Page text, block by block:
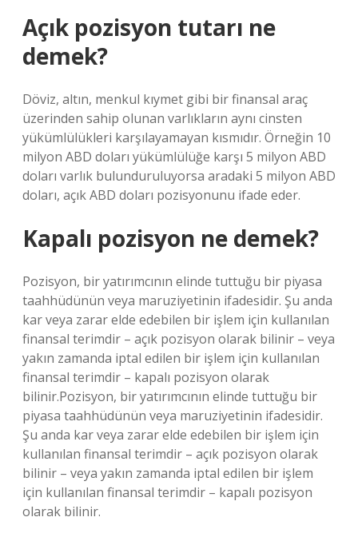
Açık pozisyon tutarı ne
demek?
Döviz, altın, menkul kıymet gibi bir finansal araç
üzerinden sahip olunan varlıkların aynı cinsten
yükümlülükleri karşılayamayan kısmıdır. Örneğin 10
milyon ABD doları yükümlülüğe karşı 5 milyon ABD
doları varlık bulunduruluyorsa aradaki 5 milyon ABD
doları, açık ABD doları pozisyonunu ifade eder.
Kapalı pozisyon ne demek?
Pozisyon, bir yatırımcının elinde tuttuğu bir piyasa
taahhüdünün veya maruziyetinin ifadesidir. Şu anda
kar veya zarar elde edebilen bir işlem için kullanılan
finansal terimdir – açık pozisyon olarak bilinir – veya
yakın zamanda iptal edilen bir işlem için kullanılan
finansal terimdir – kapalı pozisyon olarak
bilinir.Pozisyon, bir yatırımcının elinde tuttuğu bir
piyasa taahhüdünün veya maruziyetinin ifadesidir.
Şu anda kar veya zarar elde edebilen bir işlem için
kullanılan finansal terimdir – açık pozisyon olarak
bilinir – veya yakın zamanda iptal edilen bir işlem
için kullanılan finansal terimdir – kapalı pozisyon
olarak bilinir.